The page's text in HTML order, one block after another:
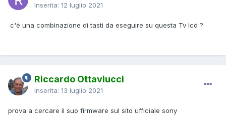
Inserita: 12 luglio 2021
c'è una combinazione di tasti da eseguire su questa Tv lcd ?
Riccardo Ottaviucci
Inserita: 13 luglio 2021
prova a cercare il suo firmware sul sito ufficiale sony